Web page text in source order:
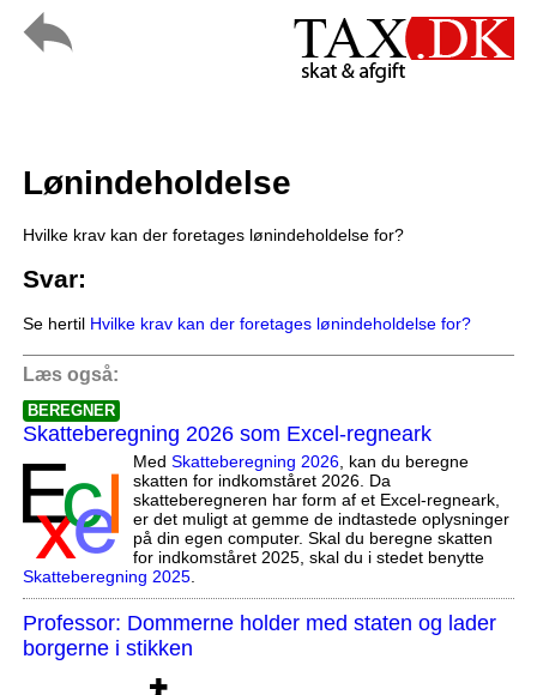
Lønindeholdelse
Hvilke krav kan der foretages lønindeholdelse for?
Svar:
Se hertil Hvilke krav kan der foretages lønindeholdelse for?
Læs også:
BEREGNER
Skatteberegning 2026 som Excel-regneark
Med Skatteberegning 2026, kan du beregne
skatten for indkomståret 2026. Da
skatteberegneren har form af et Excel-regneark,
er det muligt at gemme de indtastede oplysninger
på din egen computer. Skal du beregne skatten
for indkomståret 2025, skal du i stedet benytte
Skatteberegning 2025.
Professor: Dommerne holder med staten og lader
borgerne i stikken